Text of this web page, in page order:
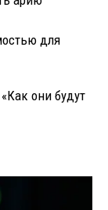
для
они будут